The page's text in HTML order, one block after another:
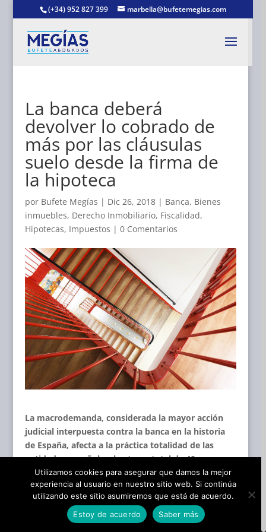
(+34) 952 827 399 marbella@bufetemegias.com
La banca deberá
devolver lo cobrado de
más por las cláusulas
suelo desde la firma de
la hipoteca
por Bufete Megías | Dic 26, 2018| Banca, Bienes
inmuebles, Derecho Inmobiliario, Fiscalidad,
Hipotecas, Impuestos | 0 Comentarios
La macrodemanda, considerada la mayor acción
judicial interpuesta contra la banca en la historia
de España, afecta a la práctica totalidad de las
entidades españolas, hasta un total de 40
entidades después de las fusiones, ya que un
principio se dirigía a 101. Estipula que la
retroactividad es total, en línea con el dictamen del
TUE en diciembre de 2016.
Utilizamos cookies para asegurar que damos la mejor
experiencia al usuario en nuestro sitio web. Si continúa
utilizando este sitio asumiremos que está de acuerdo.
Estoy de acuerdo
Saber más